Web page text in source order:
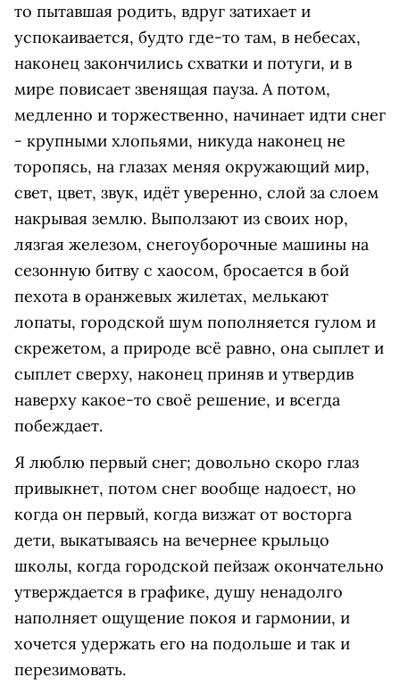
то пытавшая родить, вдруг затихает и
успокаивается, будто где-то там, в небесах,
наконец закончились схватки и потуги, и в
мире повисает звенящая пауза. А потом,
медленно и торжественно, начинает идти снег
- крупными хлопьями, никуда наконец не
торопясь, на глазах меняя окружающий мир,
свет, цвет, звук, идёт уверенно, слой за слоем
накрывая землю. Выползают из своих нор,
лязгая железом, снегоуборочные машины на
сезонную битву с хаосом, бросается в бой
пехота в оранжевых жилетах, мелькают
лопаты, городской шум пополняется гулом и
скрежетом, а природе всё равно, она сыплет и
сыплет сверху, наконец приняв и утвердив
наверху какое-то своё решение, и всегда
побеждает.
Я люблю первый снег; довольно скоро глаз
привыкнет, потом снег вообще надоест, но
когда он первый, когда визжат от восторга
дети, выкатываясь на вечернее крыльцо
школы, когда городской пейзаж окончательно
утверждается в графике, душу ненадолго
наполняет ощущение покоя и гармонии, и
хочется удержать его на подольше и так и
перезимовать.